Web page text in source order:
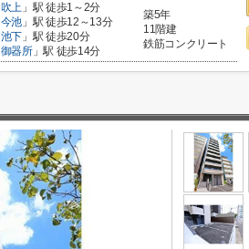
吹上 」駅 徒歩1～2分
今池 」駅 徒歩12～13分
池下 」駅 徒歩20分
御器所」駅 徒歩14分
築5年
11階建
鉄筋コンクリート